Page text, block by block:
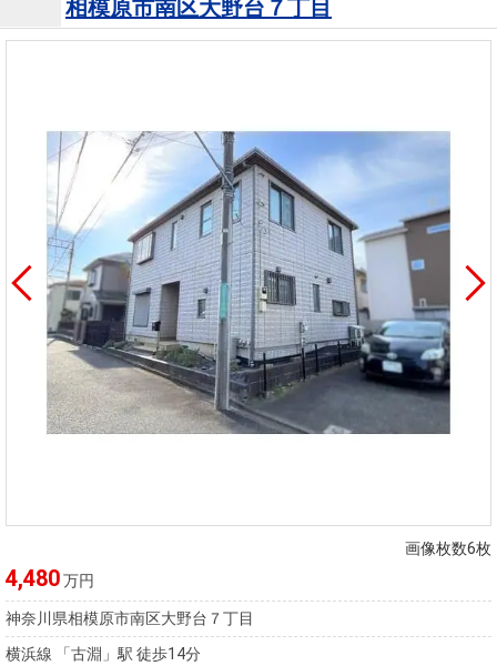
相模原市南区大野台７丁目
画像枚数6枚
4,480万円
神奈川県相模原市南区大野台７丁目
横浜線 「古淵」駅 徒歩14分